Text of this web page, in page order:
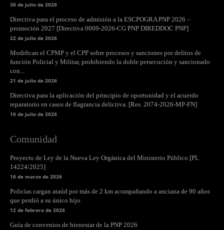
30 de julio de 2026
Directiva para el proceso de admisión a la ESCPOGRA PNP 2026 –
promoción 2027 [Directiva 0009-2026-CG PNP DIREDDOC PNP]
22 de julio de 2026
Modifican el CPMP y el CPP sobre procesos y sanciones por delitos de
función Policial y Militar, prohibiendo la doble persecución y sancionado
con...
21 de julio de 2026
Directiva para la aplicación del principio de oportunidad y el acuerdo
reparatorio en casos de flagrancia delictiva. [Res. 2074-2026-MP-FN]
16 de julio de 2026
Comunidad
Proyecto de Ley de la Nueva Ley Orgánica del Ministerio Público [PL
14224/2025]
16 de marzo de 2026
Policías cargan ataúd por más de 2 km acompañando a anciana de 90 años
que perdió a su único hijo
12 de febrero de 2026
Guía de convenios de bienestar de la PNP 2026